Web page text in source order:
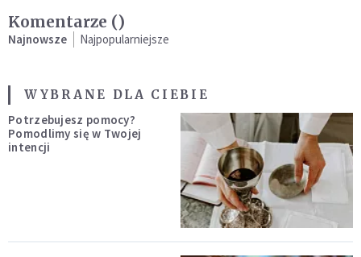
Komentarze ()
Najnowsze Najpopularniejsze
WYBRANE DLA CIEBIE
Potrzebujesz pomocy?
Pomodlimy się w Twojej
intencji